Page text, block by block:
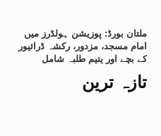
تازہ ترین
ملتان بورڈ: پوزیشن ہولڈرز میں
امام مسجد، مزدور، رکشہ ڈرائیور
کے بچے اور یتیم طلبہ شامل